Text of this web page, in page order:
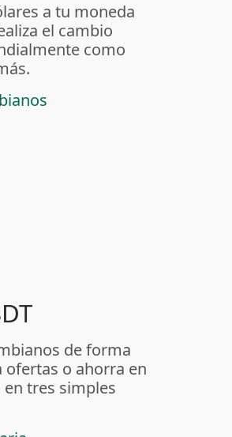
a tu moneda
el cambio
como
de forma
ofertas o ahorra en
tres simples